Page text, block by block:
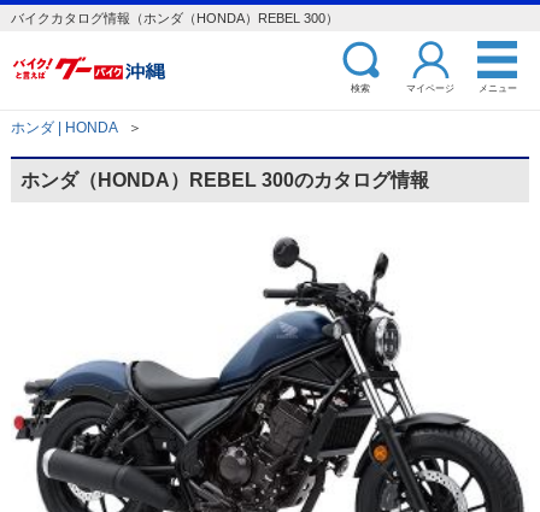
バイクカタログ情報（ホンダ（HONDA）REBEL 300）
検索 マイページ メニュー
ホンダ | HONDA ＞
ホンダ（HONDA）REBEL 300のカタログ情報